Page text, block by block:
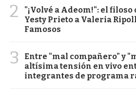
2
"¡Volvé a Adeom!": el
Yesty Prieto a Valeria
Famosos
3
Entre "mal compañero" y
altísima tensión en vivo
integrantes de programa